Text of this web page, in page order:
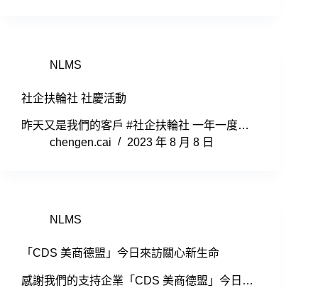
NLMS
社企扶輪社 社慶活動
昨天又是我們的客戶 #社企扶輪社 一年一度…
chengen.cai
2023 年 8 月 8 日
NLMS
「CDS 美商德盟」今日來訪關心新生命
感謝我們的支持企業「CDS 美商德盟」今日…